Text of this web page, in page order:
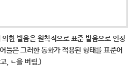
의한 발음은 원칙적으로 표준 발음으로 인정
들은 그러한 동화가 적용된 형태를 표준어
, ㄴ을 버림.)